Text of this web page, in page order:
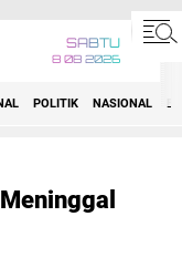
SABTU
8 08 2026
POLITIK NASIONAL